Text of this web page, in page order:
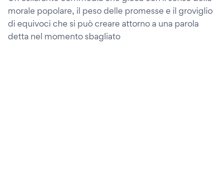
morale popolare, il peso delle promesse e il groviglio
di equivoci che si può creare attorno a una parola
detta nel momento sbagliato